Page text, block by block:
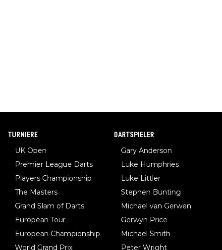
TURNIERE
UK Open
Premier League Darts
Players Championship
The Masters
Grand Slam of Darts
European Tour
European Championship
World Grand Prix
DARTSPIELER
Gary Anderson
Luke Humphries
Luke Littler
Stephen Bunting
Michael van Gerwen
Gerwyn Price
Michael Smith
Peter Wright